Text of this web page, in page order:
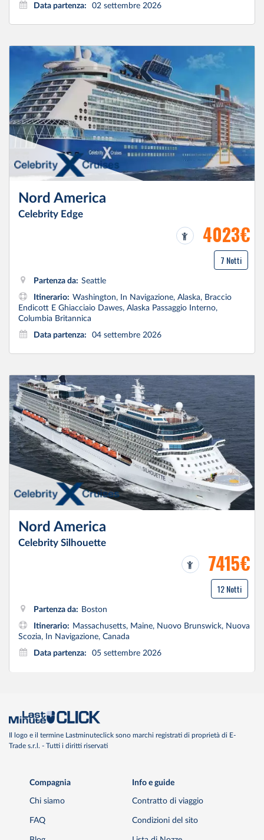
Data partenza:
02 settembre 2026
Nord America
Celebrity Edge
4023€
7 Notti
Partenza da: Seattle
Itinerario: Washington, In Navigazione, Alaska, Braccio
Endicott E Ghiacciaio Dawes, Alaska Passaggio Interno,
Columbia Britannica
Data partenza:
04 settembre 2026
Nord America
Celebrity Silhouette
7415€
12 Notti
Partenza da: Boston
Itinerario: Massachusetts, Maine, Nuovo Brunswick, Nuova
Scozia, In Navigazione, Canada
Data partenza:
05 settembre 2026
Il logo e il termine Lastminuteclick sono marchi registrati di proprietà di E-
Trade s.r.l. - Tutti i diritti riservati
Compagnia
Chi siamo
FAQ
Info e guide
Contratto di viaggio
Condizioni del sito